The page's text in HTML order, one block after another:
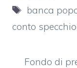
Tag
banca
conto
Fondo di